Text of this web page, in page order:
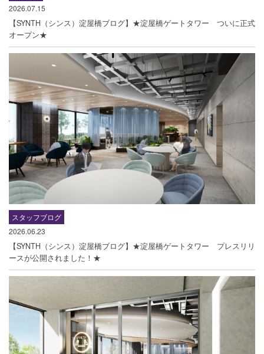
2026.07.15
【SYNTH（シンス）淀屋橋ブログ】★淀屋橋ゲートタワー ついに正式
オープン★
スタッフブログ
2026.06.23
【SYNTH（シンス）淀屋橋ブログ】★淀屋橋ゲートタワー プレスリリ
ースが公開されました！★